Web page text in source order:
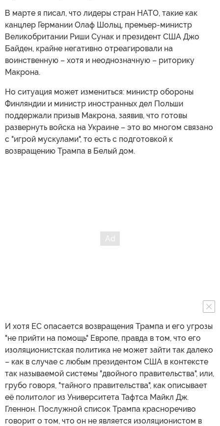
В марте я писал, что лидеры стран НАТО, такие как
канцлер Германии Олаф Шольц, премьер-министр
Великобритании Риши Сунак и президент США Джо
Байден, крайне негативно отреагировали на
воинственную – хотя и неоднозначную – риторику
Макрона.
Но ситуация может измениться: министр обороны
Финляндии и министр иностранных дел Польши
поддержали призыв Макрона, заявив, что готовы
развернуть войска на Украине – это во многом связано
с "игрой мускулами", то есть с подготовкой к
возвращению Трампа в Белый дом.
И хотя ЕС опасается возвращения Трампа и его угрозы
"не прийти на помощь" Европе, правда в том, что его
изоляционистская политика не может зайти так далеко
– как в случае с любым президентом США в контексте
так называемой системы "двойного правительства", или,
грубо говоря, "тайного правительства", как описывает
её политолог из Университета Тафтса Майкл Дж.
Гленнон. Послужной список Трампа красноречиво
говорит о том, что он не является изоляционистом в